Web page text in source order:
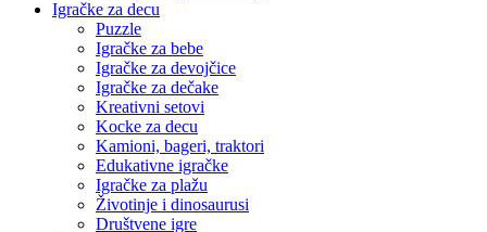
Igračke za decu
Puzzle
Igračke za bebe
Igračke za devojčice
Igračke za dečake
Kreativni setovi
Kocke za decu
Kamioni, bageri, traktori
Edukativne igračke
Igračke za plažu
Životinje i dinosaurusi
Društvene igre